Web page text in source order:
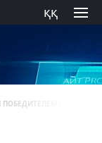
ққ
ПОБЕДИТЕЛЕМ ГРУППЫ